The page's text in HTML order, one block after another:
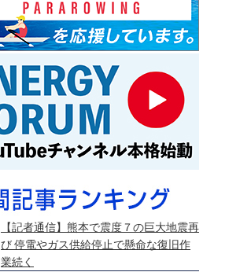
【記者通信】熊本で震度７の巨大地震再
び 停電やガス供給停止で懸命な復旧作
業続く